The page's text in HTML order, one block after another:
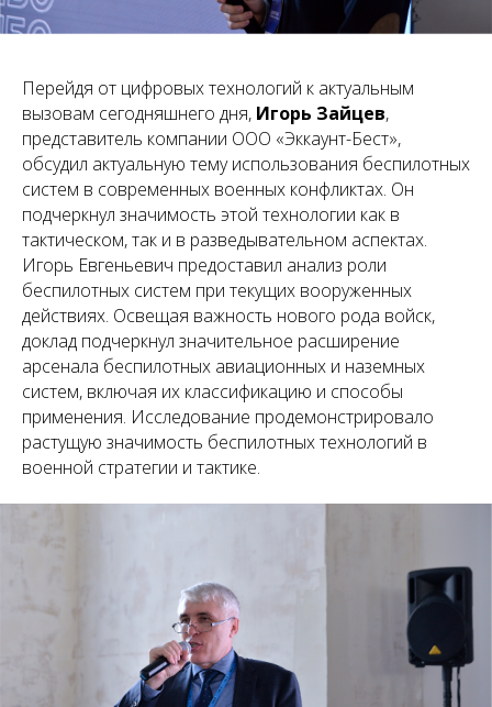
Перейдя от цифровых технологий к актуальным
вызовам сегодняшнего дня, Игорь Зайцев,
представитель компании ООО «Эккаунт-Бест»,
обсудил актуальную тему использования беспилотных
систем в современных военных конфликтах. Он
подчеркнул значимость этой технологии как в
тактическом, так и в разведывательном аспектах.
Игорь Евгеньевич предоставил анализ роли
беспилотных систем при текущих вооруженных
действиях. Освещая важность нового рода войск,
доклад подчеркнул значительное расширение
арсенала беспилотных авиационных и наземных
систем, включая их классификацию и способы
применения. Исследование продемонстрировало
растущую значимость беспилотных технологий в
военной стратегии и тактике.